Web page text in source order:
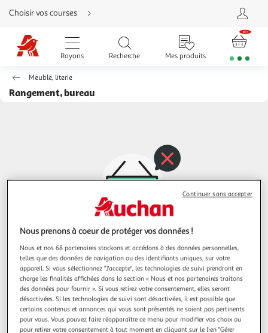
Aller
directement
au
contenu
Aller
directement
Aller
à
Choisir vos courses
Rayons Recherche Mes produits
Meuble, literie
Rangement, bureau
Oups, les produits de la catégorie
Rangement, bureauviennent de filer...
Nous vous invitons à lancer une autre recherche...
Nous prenons à coeur de protéger vos données !
Nous et nos 68 partenaires stockons et accédons à des données personnelles,
telles que des données de navigation ou des identifiants uniques, sur votre
appareil. Si vous sélectionnez "J'accepte", les technologies de suivi prendront en
charge les finalités affichées dans la section « Nous et nos partenaires traitons
des données pour fournir ». Si vous retirez votre consentement, elles seront
désactivées. Si les technologies de suivi sont désactivées, il est possible que
certains contenus et annonces qui vous sont présentés ne soient pas pertinents
pour vous. Vous pouvez faire réapparaître ce menu pour modifier vos choix ou
pour retirer votre consentement à tout moment en cliquant sur le lien "Gérer
Continuer sans accepter